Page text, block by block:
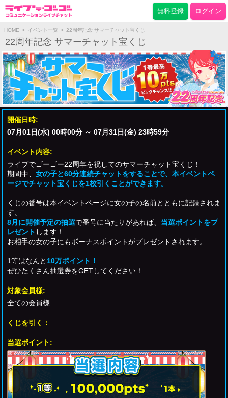
無料登録 ログイン
HOME > イベント一覧 > 22周年記念 サマーチャット宝くじ
22周年記念 サマーチャット宝くじ
開催日時:
07月01日(水) 00時00分 ～ 07月31日(金) 23時59分
イベント内容:
ライブでゴーゴー22周年を祝してのサマーチャット宝くじ！
期間中、 女の子と60分連続チャットをすることで、本イベントペ
ージでチャット宝くじを1枚引くことができます。
くじの番号は本イベントページに女の子の名前とともに記録されま
す。
8月に開催予定の抽選で番号に当たりがあれば、 当選ポイントをプ
レゼント します！
お相手の女の子にもボーナスポイントがプレゼントされます。
1等はなんと 10万ポイント！
ぜひたくさん抽選券をGETしてください！
対象会員様:
全ての会員様
くじを引く：
当選ポイント: